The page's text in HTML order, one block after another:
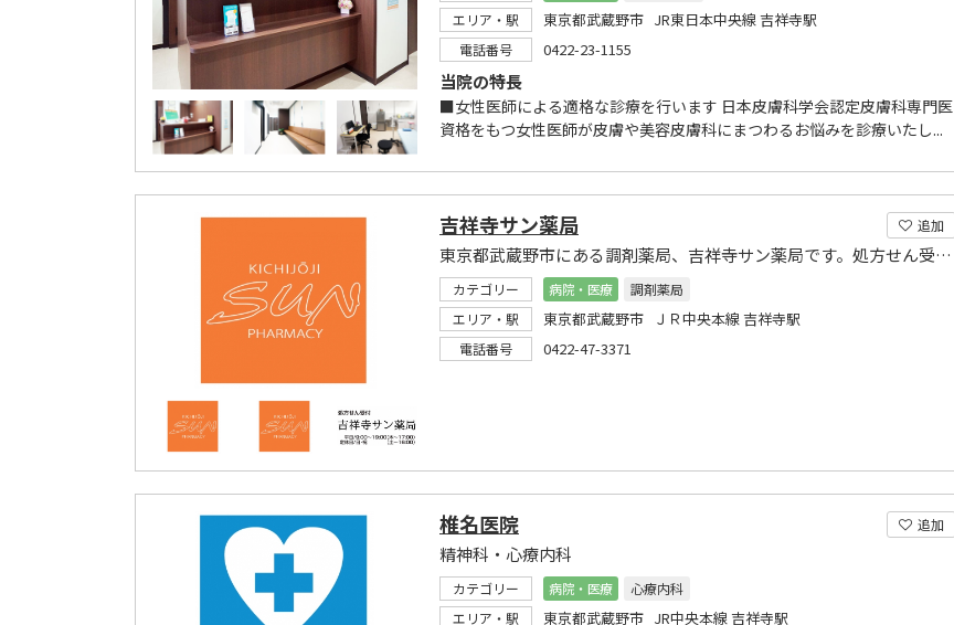
エリア・駅
東京都武蔵野市 JR東日本中央線 吉祥寺駅
電話番号 0422-23-1155
当院の特長
■女性医師による適格な診療を行います 日本皮膚科学会認定皮膚科専門医
資格をもつ女性医師が皮膚や美容皮膚科にまつわるお悩みを診療いたし...
追加
吉祥寺サン薬局
東京都武蔵野市にある調剤薬局、吉祥寺サン薬局です。処方せん受付をしています。
カテゴリー 病院・医療
調剤薬局
エリア・駅
東京都武蔵野市 ＪＲ中央本線 吉祥寺駅
電話番号 0422-47-3371
追加
椎名医院
精神科・心療内科
カテゴリー 病院・医療
心療内科
エリア・駅
東京都武蔵野市 JR中央本線 吉祥寺駅